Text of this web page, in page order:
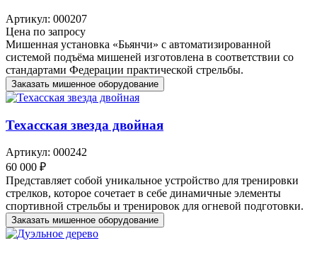
Артикул: 000207
Цена по запросу
Мишенная установка «Бьянчи» с автоматизированной
системой подъёма мишеней изготовлена в соответствии со
стандартами Федерации практической стрельбы.
Заказать мишенное оборудование
Техасская звезда двойная
Артикул: 000242
60 000 ₽
Представляет собой уникальное устройство для тренировки
стрелков, которое сочетает в себе динамичные элементы
спортивной стрельбы и тренировок для огневой подготовки.
Заказать мишенное оборудование